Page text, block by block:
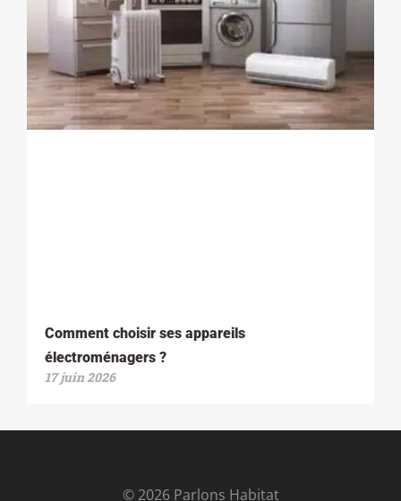
Comment choisir ses appareils
électroménagers ?
17 juin 2026
© 2026 Parlons Habitat